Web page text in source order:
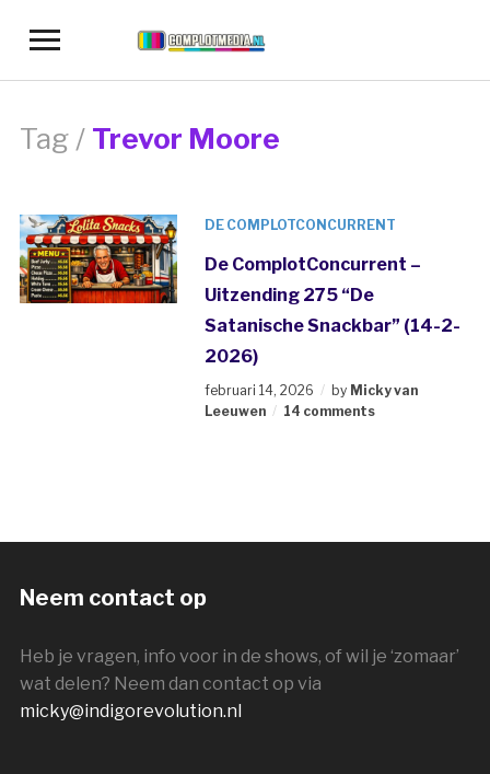
Toggle
navigation
Tag / Trevor Moore
DE COMPLOTCONCURRENT
De ComplotConcurrent –
Uitzending 275 “De
Satanische Snackbar” (14-2-
2026)
februari 14, 2026 by Micky van
Leeuwen
14 comments
Neem contact op
Heb je vragen, info voor in de shows, of wil je ‘zomaar’
wat delen? Neem dan contact op via
micky@indigorevolution.nl